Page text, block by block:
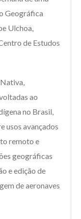
Geográfica
Ulchoa,
de Estudos
ao
no Brasil,
usos avançados
remoto e
geográficas
e edição de
de aeronaves